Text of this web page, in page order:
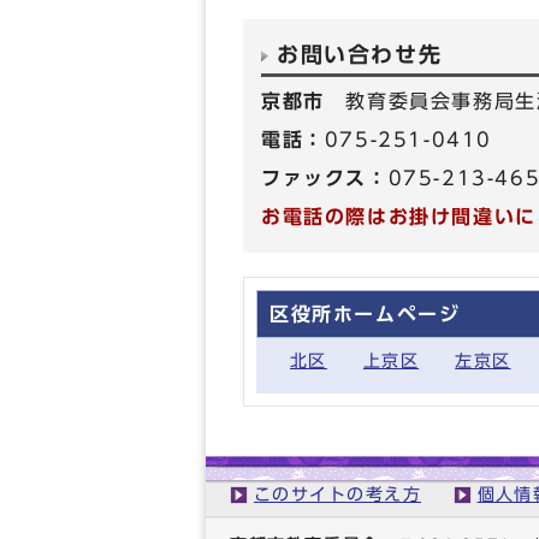
お問い合わせ先
京都市教育委員会事務局
電話： 075-251-0410
ファックス： 075-213-
お電話の際はお掛け間違い
区役所ホームページ
北区 上京区 左京区
このサイトの考え方 個人情